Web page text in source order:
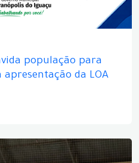
população para
da LOA